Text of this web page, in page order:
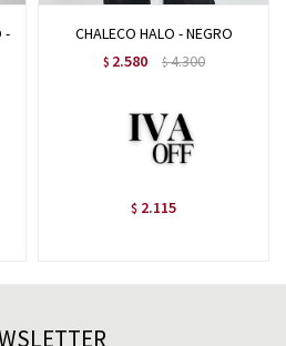
-
CHALECO HALO - NEGRO
$ 2.580 $4.300
$ 2.115